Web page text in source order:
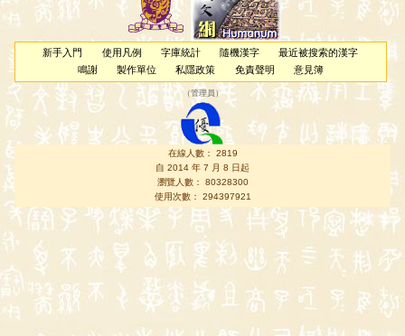
新手入門 使用凡例 字庫統計 隨機漢字
最近被搜索的漢字
鳴謝
製作單位 私隱政策 免責聲明 意見簿
（管理員 ）
在線人數： 2819
自 2014 年 7 月 8 日起
瀏覽人數： 80328300
使用次數： 294397921